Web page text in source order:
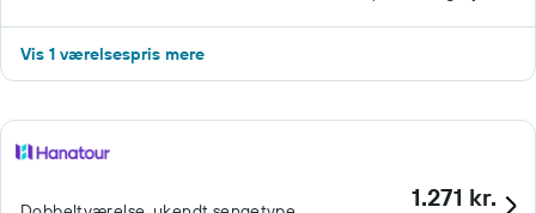
Vis 1 værelsespris mere
1.271 kr.